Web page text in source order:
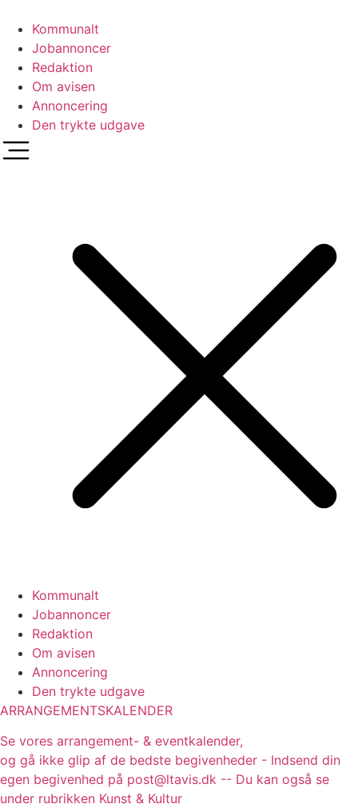
indhold
Kommunalt
Jobannoncer
Redaktion
Om avisen
Annoncering
Den trykte udgave
Kommunalt
Jobannoncer
Redaktion
Om avisen
Annoncering
Den trykte udgave
ARRANGEMENTSKALENDER
Se vores arrangement- & eventkalender,
og gå ikke glip af de bedste begivenheder - Indsend din
egen begivenhed på post@ltavis.dk -- Du kan også se
under rubrikken Kunst & Kultur